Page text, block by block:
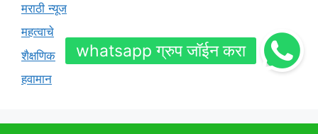
मराठी न्यूज
महत्वाचे
शैक्षणिक
हवामान